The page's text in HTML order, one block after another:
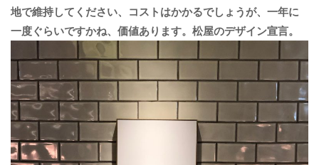
地で維持してください、コストはかかるでしょうが、一年に
一度ぐらいですかね、価値あります。松屋のデザイン宣言。